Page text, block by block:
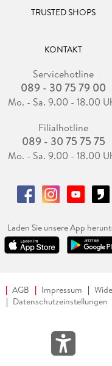
TRUSTED SHOPS
KONTAKT
Servicehotline
089 - 30 75 79 00
Mo. - Sa. 9.00 - 18.00
Filialhotline
089 - 30 75 75 75
Mo. - Sa. 9.00 - 18.00
Laden Sie unsere App
AGB Impressum
Datenschutzeinstellungen